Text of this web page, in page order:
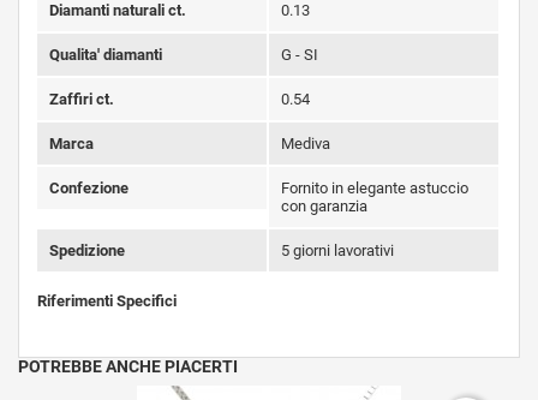
Diamanti naturali ct. 0.13
Qualita' diamanti G - SI
Zaffiri ct. 0.54
Marca Mediva
Confezione
Fornito in elegante astuccio
con garanzia
Spedizione 5 giorni lavorativi
Riferimenti Specifici
POTREBBE ANCHE PIACERTI